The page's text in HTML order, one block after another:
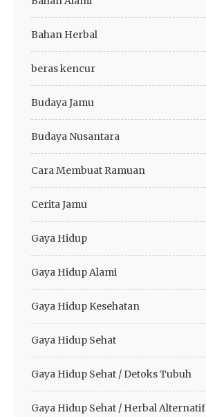
Bahan Herbal
beras kencur
Budaya Jamu
Budaya Nusantara
Cara Membuat Ramuan
Cerita Jamu
Gaya Hidup
Gaya Hidup Alami
Gaya Hidup Kesehatan
Gaya Hidup Sehat
Gaya Hidup Sehat / Detoks Tubuh
Gaya Hidup Sehat / Herbal Alternatif